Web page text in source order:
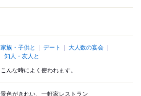
家族・子供と デート
大人数の宴会
知人・友人と
こんな時によく使われます。
景色がきれい、一軒家レストラン